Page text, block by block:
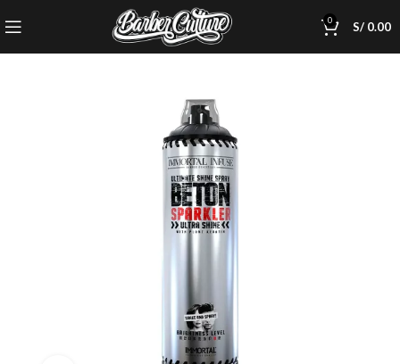
0 S/0.00